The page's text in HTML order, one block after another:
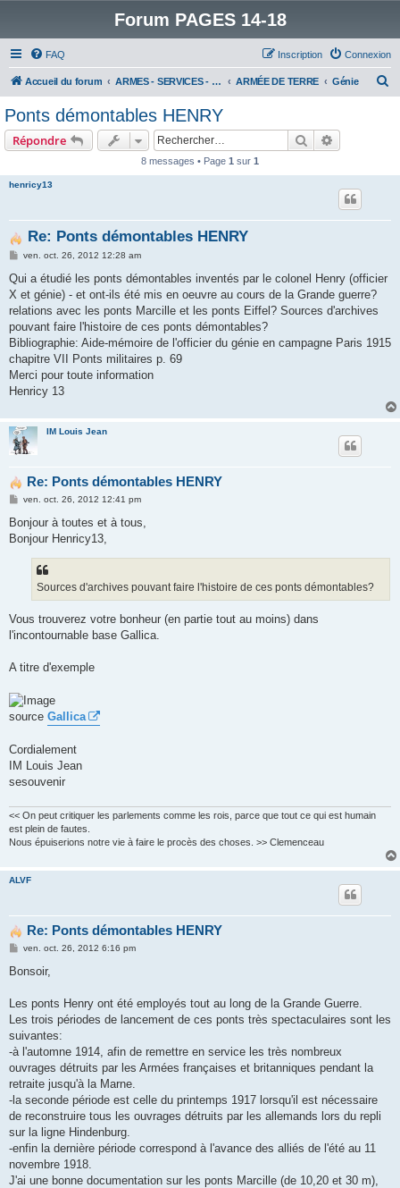
Forum PAGES 14-18
FAQ Connexion
Inscription
Accueil du forum ARMES - SERVICES - UNITES : historiques & discussions ARMÉE DE TERRE Génie
Ponts démontables HENRY
Répondre Rechercher
8 messages • Page 1 sur 1
henricy13
Re: Ponts démontables HENRY
M
s
a
g
ven. oct. 26, 2012 12:28 am
Qui a étudié les ponts démontables inventés par le colonel Henry (officier
X et génie) - et ont-ils été mis en oeuvre au cours de la Grande guerre?
relations avec les ponts Marcille et les ponts Eiffel? Sources d'archives
pouvant faire l'histoire de ces ponts démontables?
Bibliographie: Aide-mémoire de l'officier du génie en campagne Paris 1915
chapitre VII Ponts militaires p. 69
Merci pour toute information
Henricy 13
IM Louis Jean
Re: Ponts démontables HENRY
M
s
a
ven. oct. 26, 2012 12:41 pm
Bonjour à toutes et à tous,
Bonjour Henricy13,
Sources d'archives pouvant faire l'histoire de ces ponts démontables?
Vous trouverez votre bonheur (en partie tout au moins) dans
l'incontournable base Gallica.
A titre d'exemple
source Gallica
Cordialement
IM Louis Jean
sesouvenir
<< On peut critiquer les parlements comme les rois, parce que tout ce qui est humain
est plein de fautes.
Nous épuiserions notre vie à faire le procès des choses. >> Clemenceau
ALVF
Re: Ponts démontables HENRY
M
s
g
ven. oct. 26, 2012 6:16 pm
Bonsoir,
Les ponts Henry ont été employés tout au long de la Grande Guerre.
Les trois périodes de lancement de ces ponts très spectaculaires sont les
suivantes:
-à l'automne 1914, afin de remettre en service les très nombreux
ouvrages détruits par les Armées françaises et britanniques pendant la
retraite jusqu'à la Marne.
-la seconde période est celle du printemps 1917 lorsqu'il est nécessaire
de reconstruire tous les ouvrages détruits par les allemands lors du repli
sur la ligne Hindenburg.
-enfin la dernière période correspond à l'avance des alliés de l'été au 11
novembre 1918.
J'ai une bonne documentation sur les ponts Marcille (de 10,20 et 30 m),